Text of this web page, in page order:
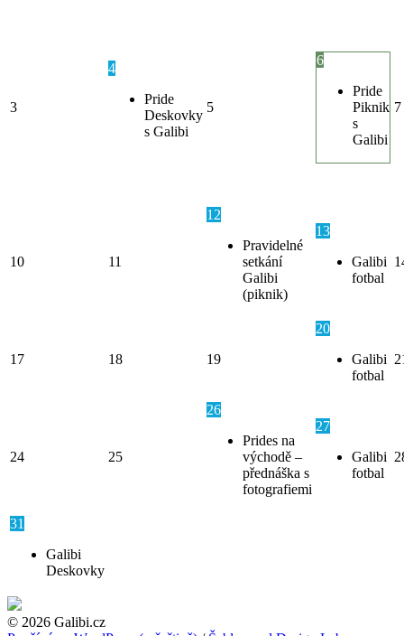
3
4
Pride
Deskovky
s Galibi
5
6
Pride
Piknik
s
Galibi
7
10 11
12
Pravidelné
setkání
Galibi
(piknik)
13
Galibi
fotbal
17 18 19
20
Galibi
fotbal
24 25
26
Prides na
východě –
přednáška s
fotografiemi
27
Galibi
fotbal
31
Galibi
Deskovky
© 2026 Galibi.cz